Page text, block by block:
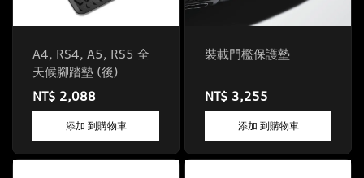
A4, RS4, A5, RS5 全
天候腳踏墊 (後)
NT$ 2,088
添加 到購物車
裝載門檻保護墊
NT$ 3,255
添加 到購物車